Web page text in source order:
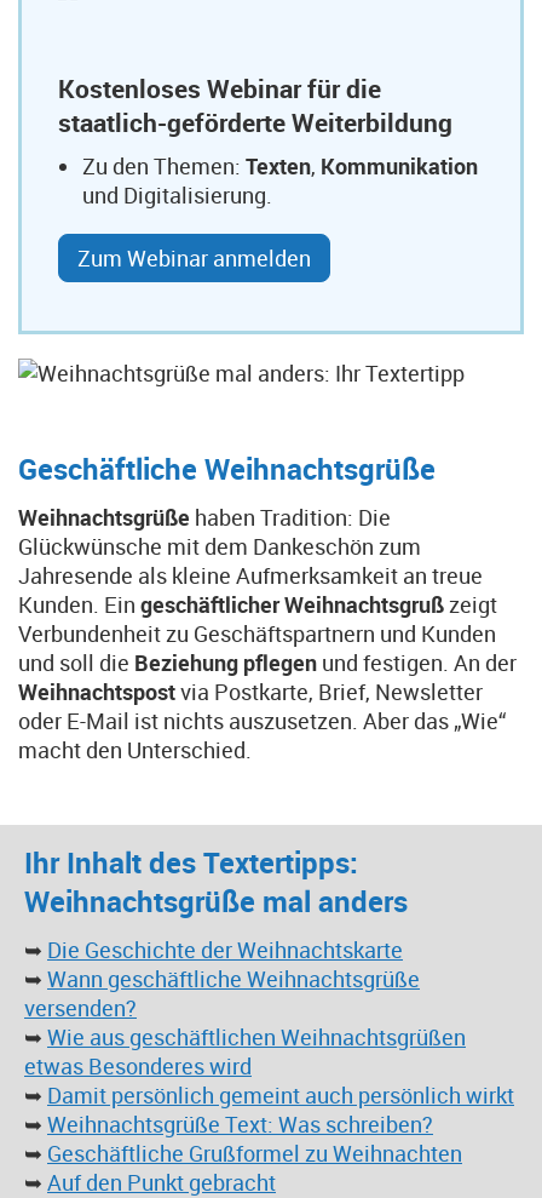
Kostenloses Webinar für die
staatlich-geförderte Weiterbildung
Zu den Themen: Texten, Kommunikation
und Digitalisierung.
Zum Webinar anmelden
Geschäftliche Weihnachtsgrüße
Weihnachtsgrüße haben Tradition: Die
Glückwünsche mit dem Dankeschön zum
Jahresende als kleine Aufmerksamkeit an treue
Kunden. Ein geschäftlicher Weihnachtsgrußzeigt
Verbundenheit zu Geschäftspartnern und Kunden
und soll die Beziehung pflegen und festigen. An der
Weihnachtspostvia Postkarte, Brief, Newsletter
oder E-Mail ist nichts auszusetzen. Aber das „Wie“
macht den Unterschied.
Ihr Inhalt des Textertipps:
Weihnachtsgrüße mal anders
➥ Die Geschichte der Weihnachtskarte
➥ Wann geschäftliche Weihnachtsgrüße
versenden?
➥ Wie aus geschäftlichen Weihnachtsgrüßen
etwas Besonderes wird
➥ Damit persönlich gemeint auch persönlich wirkt
➥ Weihnachtsgrüße Text: Was schreiben?
➥ Geschäftliche Grußformel zu Weihnachten
➥ Auf den Punkt gebracht